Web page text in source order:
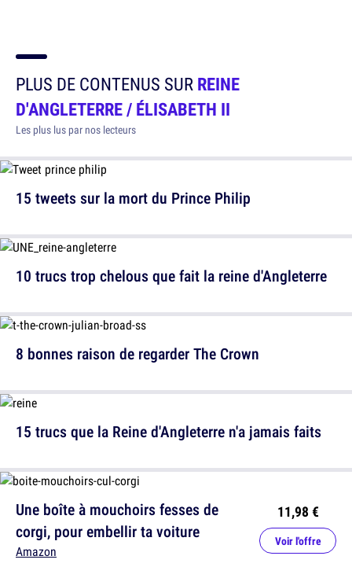
PLUS DE CONTENUS SURREINE
D'ANGLETERRE / ÉLISABETH II
Les plus lus par nos lecteurs
15 tweets sur la mort du Prince Philip
8 bonnes raison de regarder The Crown
Une boîte à mouchoirs fesses de
corgi, pour embellir ta voiture
Amazon
11,98 €
Voir l'offre
10 trucs trop chelous que fait la reine d'Angleterre
15 trucs que la Reine d'Angleterre n'a jamais faits